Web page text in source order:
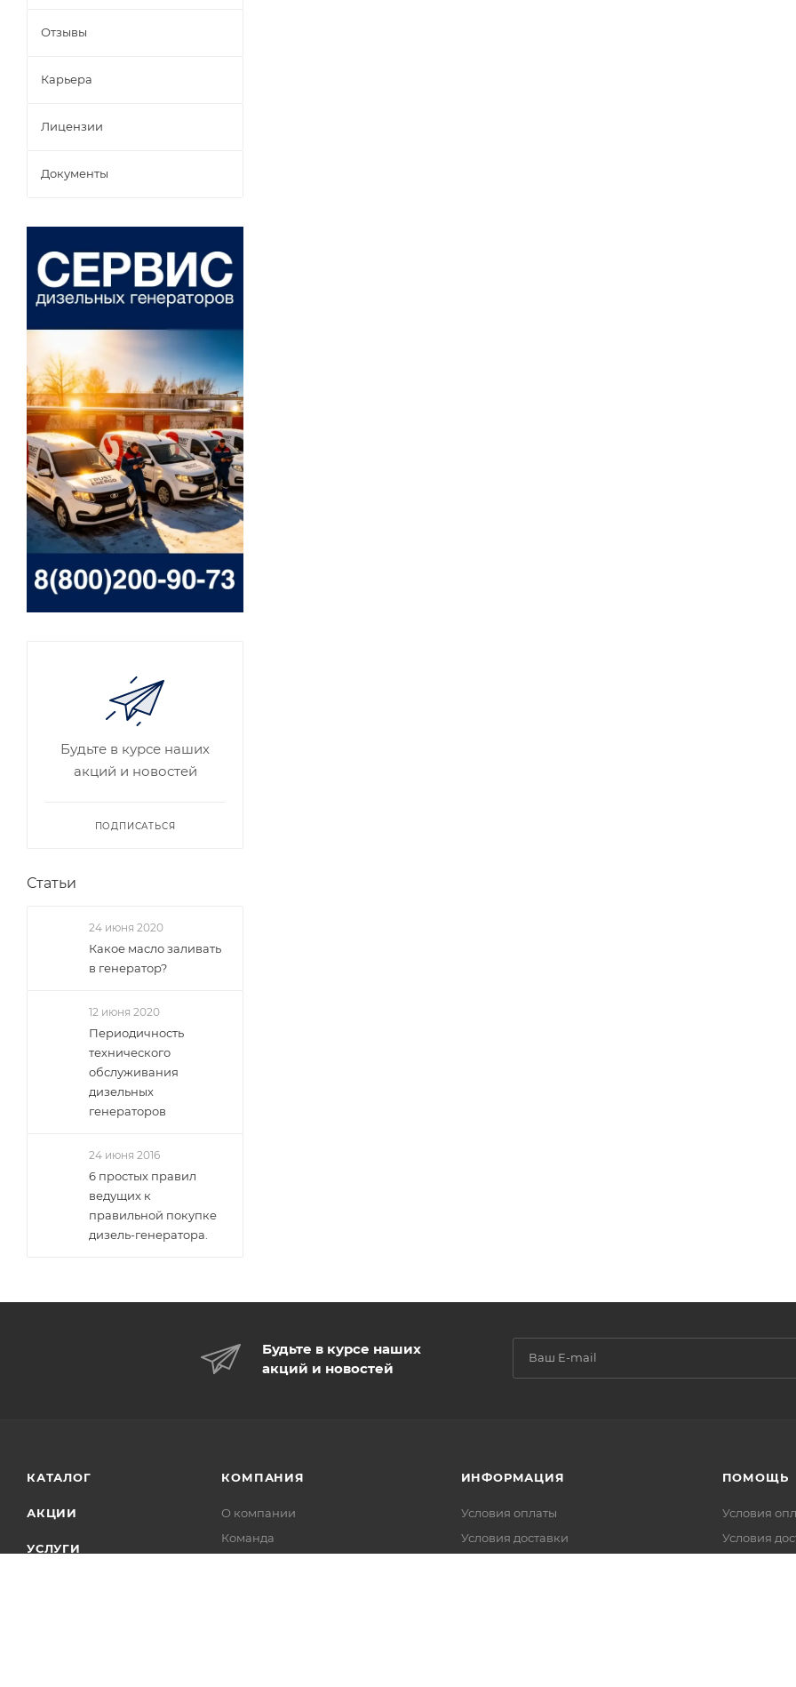
Отзывы
Карьера
Лицензии
Документы
Будьте в курсе наших
акций и новостей
ПОДПИСАТЬСЯ
Статьи
24 июня 2020
Какое масло заливать
в генератор?
12 июня 2020
Периодичность
технического
обслуживания
дизельных
генераторов
24 июня 2016
6 простых правил
ведущих к
правильной покупке
дизель-генератора.
Будьте в курсе наших
акций и новостей
КАТАЛОГ
АКЦИИ
УСЛУГИ
КОМПАНИЯ
О компании
Команда
ИНФОРМАЦИЯ
Условия оплаты
Условия доставки
ПОМОЩЬ
Условия
Условия